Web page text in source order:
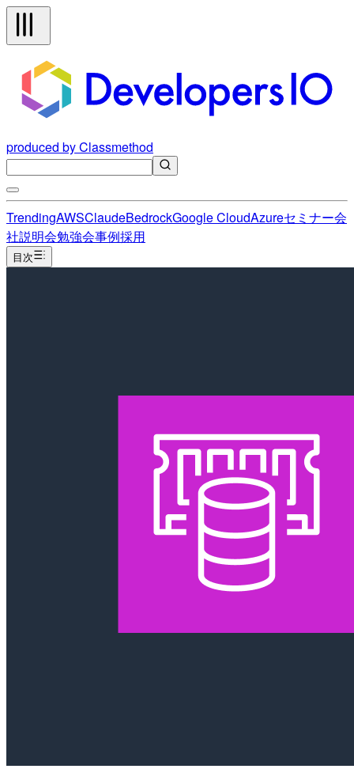
produced by Classmethod
TrendingAWSClaudeBedrockGoogle CloudAzureセミナー会
社説明会勉強会事例採用
目次